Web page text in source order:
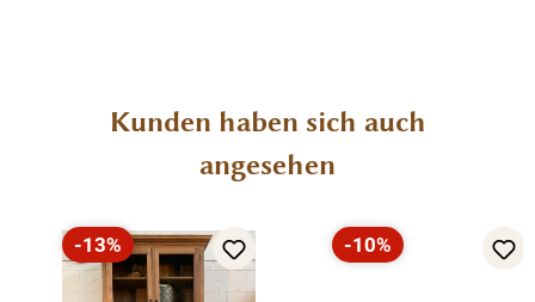
Produktgalerie überspringen
Kunden haben sich auch
angesehen
Rabatt
-13%
Rabatt
-10%